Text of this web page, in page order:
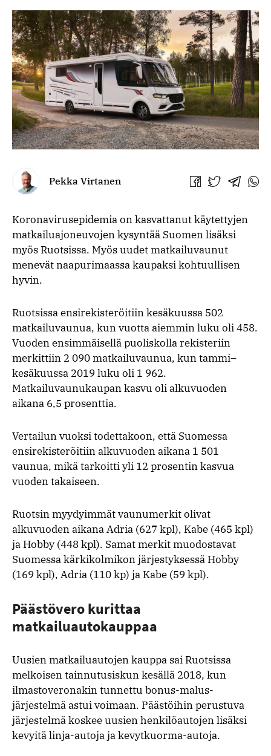
Pekka Virtanen
Jaa Jaa Jaa Jaa
Koronavirusepidemia on kasvattanut käytettyjen
matkailuajoneuvojen kysyntää Suomen lisäksi
myös Ruotsissa. Myös uudet matkailuvaunut
menevät naapurimaassa kaupaksi kohtuullisen
hyvin.
Ruotsissa ensirekisteröitiin kesäkuussa 502
matkailuvaunua, kun vuotta aiemmin luku oli 458.
Vuoden ensimmäisellä puoliskolla rekisteriin
merkittiin 2 090 matkailuvaunua, kun tammi–
kesäkuussa 2019 luku oli 1 962.
Matkailuvaunukaupan kasvu oli alkuvuoden
aikana 6,5 prosenttia.
Vertailun vuoksi todettakoon, että Suomessa
ensirekisteröitiin alkuvuoden aikana 1 501
vaunua, mikä tarkoitti yli 12 prosentin kasvua
vuoden takaiseen.
Ruotsin myydyimmät vaunumerkit olivat
alkuvuoden aikana Adria (627 kpl), Kabe (465 kpl)
ja Hobby (448 kpl). Samat merkit muodostavat
Suomessa kärkikolmikon järjestyksessä Hobby
(169 kpl), Adria (110 kp) ja Kabe (59 kpl).
Päästövero kurittaa
matkailuautokauppaa
Uusien matkailuautojen kauppa sai Ruotsissa
melkoisen tainnutusiskun kesällä 2018, kun
ilmastoveronakin tunnettu bonus-malus-
järjestelmä astui voimaan. Päästöihin perustuva
järjestelmä koskee uusien henkilöautojen lisäksi
kevyitä linja-autoja ja kevytkuorma-autoja.